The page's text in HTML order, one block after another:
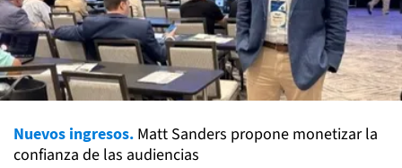
Nuevos ingresos. Matt Sanders propone monetizar la
confianza de las audiencias